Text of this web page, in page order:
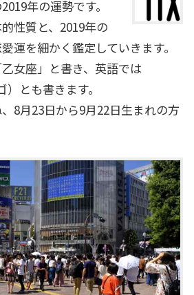
年の運勢です。
性質と、2019年の
運を細かく鑑定していきます。
女座」と書き、英語では
）とも書きます。
8月23日から9月22日生まれの方